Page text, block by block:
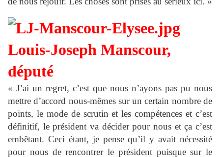
Louis-Joseph Manscour,
député
« J’ai un regret, c’est que nous n’ayons pas pu nous
mettre d’accord nous-mêmes sur un certain nombre de
points, le mode de scrutin et les compétences et c’est
définitif, le président va décider pour nous et ça c’est
embêtant. Ceci étant, je pense qu’il y avait nécessité
pour nous de rencontrer le président puisque sur le